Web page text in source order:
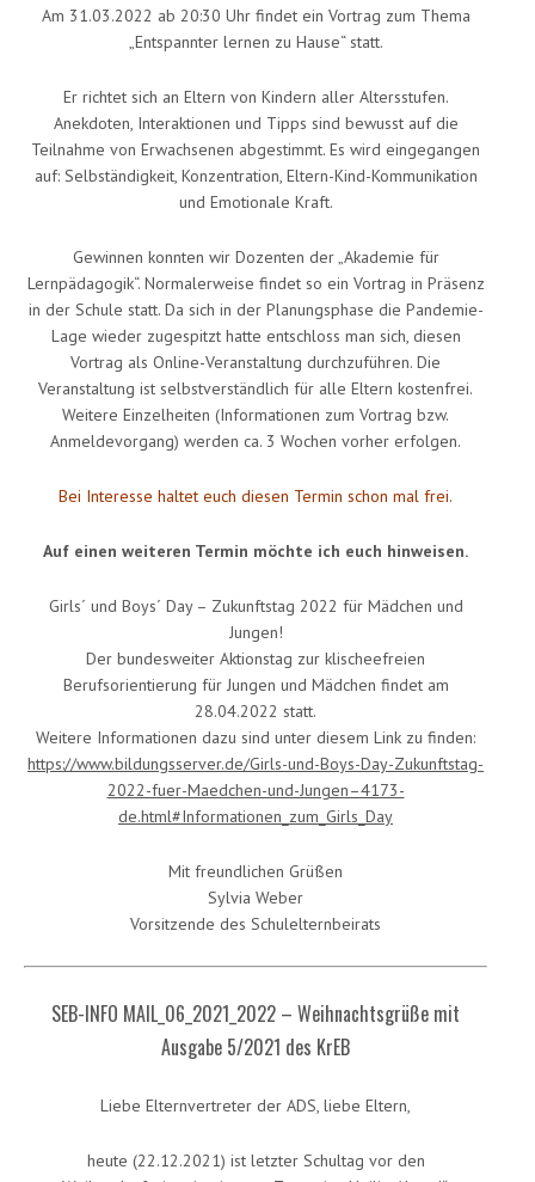
Am 31.03.2022 ab 20:30 Uhr findet ein Vortrag zum Thema
„Entspannter lernen zu Hause“ statt.
Er richtet sich an Eltern von Kindern aller Altersstufen.
Anekdoten, Interaktionen und Tipps sind bewusst auf die
Teilnahme von Erwachsenen abgestimmt. Es wird eingegangen
auf: Selbständigkeit, Konzentration, Eltern-Kind-Kommunikation
und Emotionale Kraft.
Gewinnen konnten wir Dozenten der „Akademie für
Lernpädagogik“. Normalerweise findet so ein Vortrag in Präsenz
in der Schule statt. Da sich in der Planungsphase die Pandemie-
Lage wieder zugespitzt hatte entschloss man sich, diesen
Vortrag als Online-Veranstaltung durchzuführen. Die
Veranstaltung ist selbstverständlich für alle Eltern kostenfrei.
Weitere Einzelheiten (Informationen zum Vortrag bzw.
Anmeldevorgang) werden ca. 3 Wochen vorher erfolgen.
Bei Interesse haltet euch diesen Termin schon mal frei.
Auf einen weiteren Termin möchte ich euch hinweisen.
Girls´ und Boys´ Day – Zukunftstag 2022 für Mädchen und
Jungen!
Der bundesweiter Aktionstag zur klischeefreien
Berufsorientierung für Jungen und Mädchen findet am
28.04.2022 statt.
Weitere Informationen dazu sind unter diesem Link zu finden:
https://www.bildungsserver.de/Girls-und-Boys-Day-Zukunftstag-
2022-fuer-Maedchen-und-Jungen–4173-
de.html#Informationen_zum_Girls_Day
Mit freundlichen Grüßen
Sylvia Weber
Vorsitzende des Schulelternbeirats
SEB-INFO MAIL_06_2021_2022 – Weihnachtsgrüße mit
Ausgabe 5/2021 des KrEB
Liebe Elternvertreter der ADS, liebe Eltern,
heute (22.12.2021) ist letzter Schultag vor den